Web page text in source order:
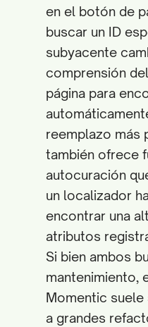
en el botón de
buscar un ID
subyacente
comprensión
página para
reemplazo más
también ofrece
autocuración
un localizador
encontrar una
atributos
Si bien ambos
mantenimiento,
Momentic
a grandes